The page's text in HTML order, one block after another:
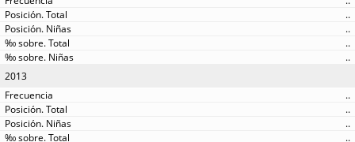
..
..
..
..
2013
..
..
..
..